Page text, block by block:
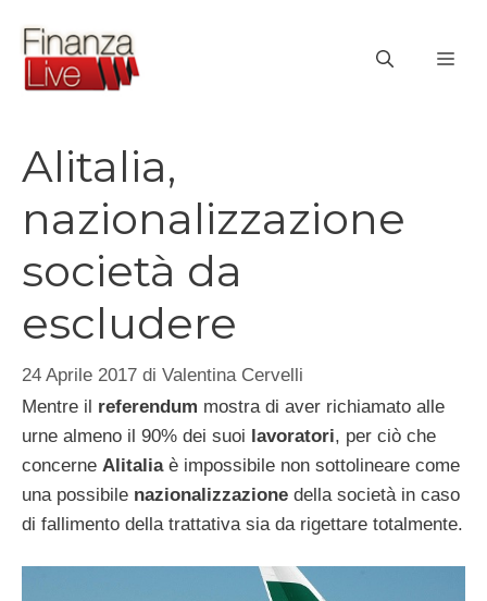
contenuto
Alitalia,
nazionalizzazione
società da
escludere
24 Aprile 2017 di Valentina Cervelli
Mentre il referendum mostra di aver richiamato alle
urne almeno il 90% dei suoi lavoratori, per ciò che
concerne Alitaliaè impossibile non sottolineare come
una possibile nazionalizzazione della società in caso
di fallimento della trattativa sia da rigettare totalmente.